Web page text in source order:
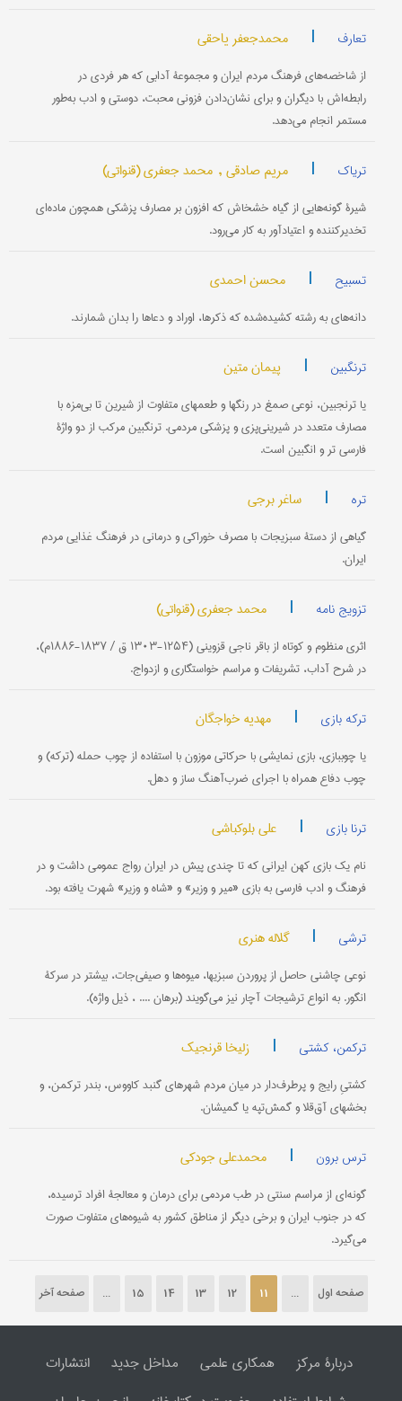
تعارف | محمدجعفر یاحقی
از شاخصه‌های فرهنگ مردم ایران و مجموعۀ آدابی که هر فردی در
رابطه‌اش با دیگران و برای نشان‌دادن فزونی محبت، دوستی و ادب به‌طور
مستمر انجام می‌دهد.
تریاک | مریم صادقی , محمد جعفری (قنواتی)
شیرۀ گونه‌هایی از گیاه خشخاش که افزون بر مصارف پزشکی همچون ماده‌ای
تخدیرکننده و اعتیادآور به کار می‌رود.
تسبیح | محسن احمدی
دانه‌های به رشته کشیده‌شده که ذکرها، اوراد و دعاها را بدان شمارند.
ترنگبین | پیمان متین
یا ترنجبین، نوعی صمغ در رنگها و طعمهای متفاوت از شیرین تا بی‌مزه با
مصارف متعدد در شیرینی‌پزی و پزشکی مردمی. ترنگبین مرکب از دو واژۀ
فارسی تر و انگبین است.
تره | ساغر برجی
گیاهی از دستۀ سبزیجات با مصرف خوراکی و درمانی در فرهنگ غذایی مردم
ایران.
تزویج نامه | محمد جعفری (قنواتی)
اثری منظوم و کوتاه از باقر ناجی قزوینی (۱۲۵۴-۱۳۰۳ ق / ۱۸۳۷-۱۸۸۶م)،
در شرح آداب، تشریفات و مراسم خواستگاری و ازدواج.
ترکه بازی | مهدیه خواجگان
یا چوب‎بازی، بازی نمایشی با حرکاتی موزون با استفاده از چوب حمله (ترکه) و
چوب دفاع همراه با اجرای ضرب‌آهنگ ساز و دهل.
ترنا بازی | علی بلوکباشی
نام یک بازی کهن ایرانی که تا چندی پیش در ایران رواج عمومی داشت و در
فرهنگ و ادب فارسی به بازی «میر و وزیر» و «شاه و وزیر» شهرت یافته بود.
ترشی | گلاله هنری
نوعی چاشنی حاصل از پروردن سبزیها، میوه‌ها و صیفی‌جات، بیشتر در سرکۀ
انگور. به انواع ترشیجات آچار نیز می‌گویند (برهان .... ، ذیل واژه).
ترکمن، کشتی | زلیخا قرنجیک
کشتیِ رایج و پرطرف‌دار در میان مردم شهرهای گنبد کاووس، بندر ترکمن، و
بخشهای آق‌قلا و گمش‌تپه یا گمیشان.
ترس برون | محمدعلی جودکی
گونه‌ای از مراسم سنتی در طب مردمی برای درمان و معالجۀ افراد ترسیده،
که در جنوب ایران و برخی دیگر از مناطق کشور به شیوه‌های متفاوت صورت
می‌گیرد.
صفحه اول ...
11
12
13
14
15
... صفحه آخر
دربارۀ مرکز همکاری علمی مداخل جدید
انتشارات